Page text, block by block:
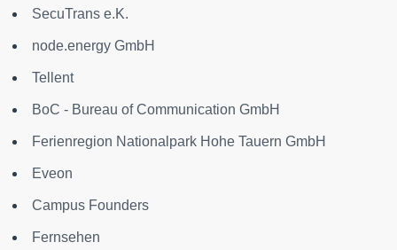
SecuTrans e.K.
node.energy GmbH
Tellent
BoC - Bureau of Communication GmbH
Ferienregion Nationalpark Hohe Tauern GmbH
Eveon
Campus Founders
Fernsehen